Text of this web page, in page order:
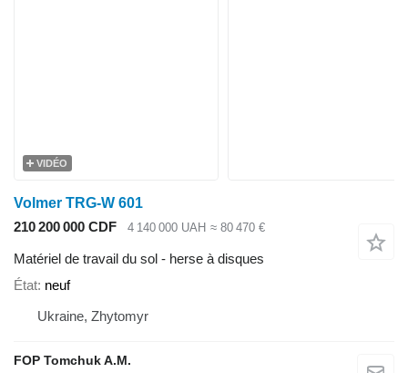
VIDÉO
Volmer TRG-W 601
210 200 000 CDF
4 140 000 UAH ≈ 80 470 €
Matériel de travail du sol - herse à disques
État neuf
Ukraine, Zhytomyr
FOP Tomchuk A.M.